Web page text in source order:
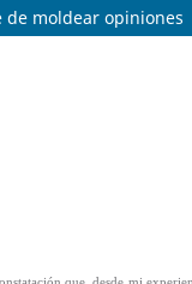
de moldear opiniones